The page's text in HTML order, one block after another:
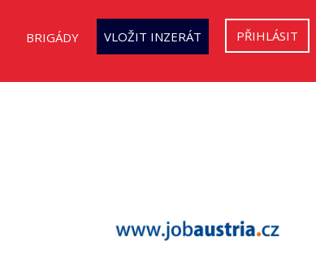
BRIGÁDY VLOŽIT INZERÁT PŘIHLÁSIT